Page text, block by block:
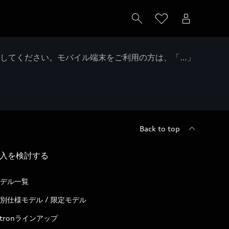
ください。モバイル端末をご利用の方は、「…」
Back to top
を検討する
ル一覧
仕様モデル / 限定モデル
ラインアップ